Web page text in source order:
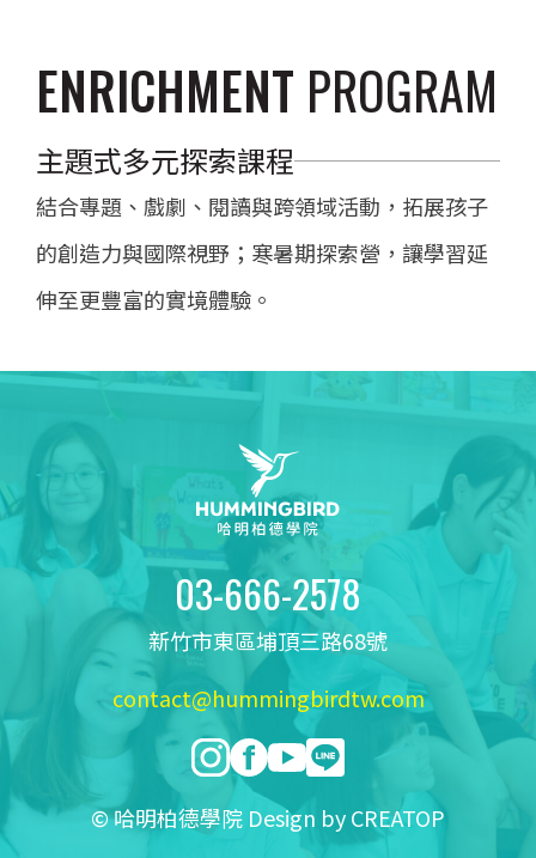
ENRICHMENT PROGRAM
主題式多元探索課程
結合專題、戲劇、閱讀與跨領域活動，拓展孩子
的創造力與國際視野；寒暑期探索營，讓學習延
伸至更豐富的實境體驗。
03-666-2578
新竹市東區埔頂三路68號
contact@hummingbirdtw.com
© 哈明柏德學院 Design byCREATOP